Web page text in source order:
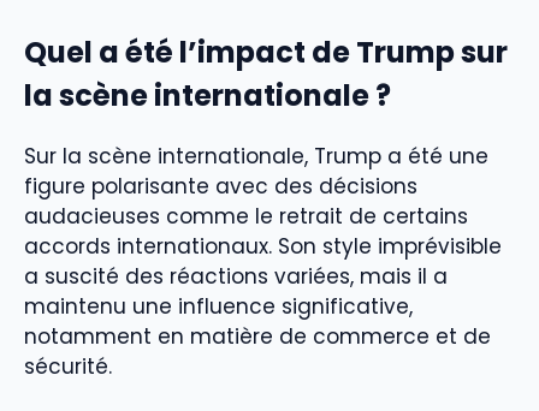
Quel a été l’impact de Trump sur
la scène internationale ?
Sur la scène internationale, Trump a été une
figure polarisante avec des décisions
audacieuses comme le retrait de certains
accords internationaux. Son style imprévisible
a suscité des réactions variées, mais il a
maintenu une influence significative,
notamment en matière de commerce et de
sécurité.